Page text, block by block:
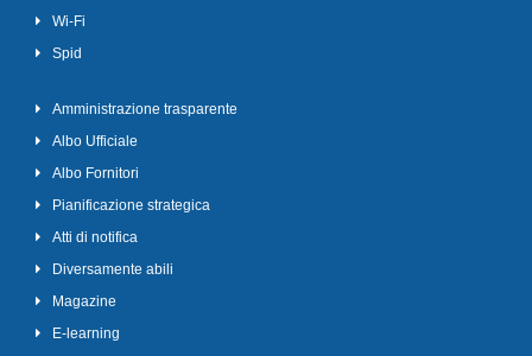
Wi-Fi
Spid
Amministrazione trasparente
Albo Ufficiale
Albo Fornitori
Pianificazione strategica
Atti di notifica
Diversamente abili
Magazine
E-learning